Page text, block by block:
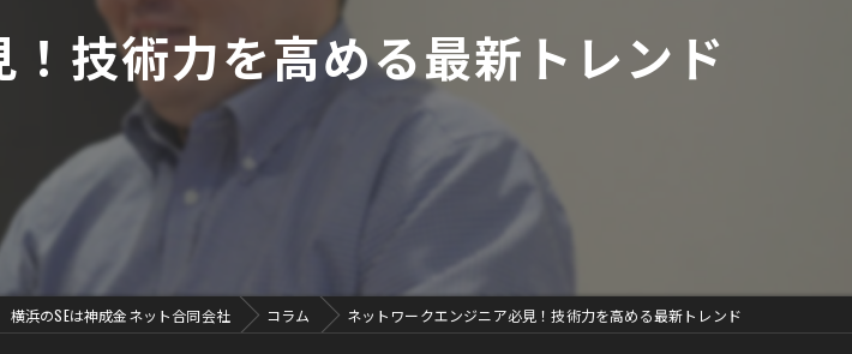
技術力を高める最新トレンド
横浜のSEは神成金ネット合同会社 コラム ネットワークエンジニア必見！技術力を高める最新トレンド